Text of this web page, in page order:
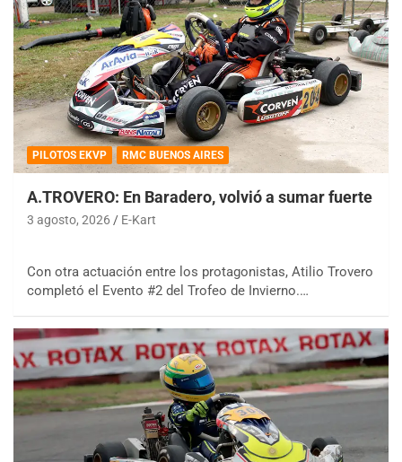
PILOTOS EKVP RMC BUENOS AIRES
A.TROVERO: En Baradero, volvió a sumar fuerte
3 agosto, 2026 E-Kart
Con otra actuación entre los protagonistas, Atilio Trovero
completó el Evento #2 del Trofeo de Invierno.…